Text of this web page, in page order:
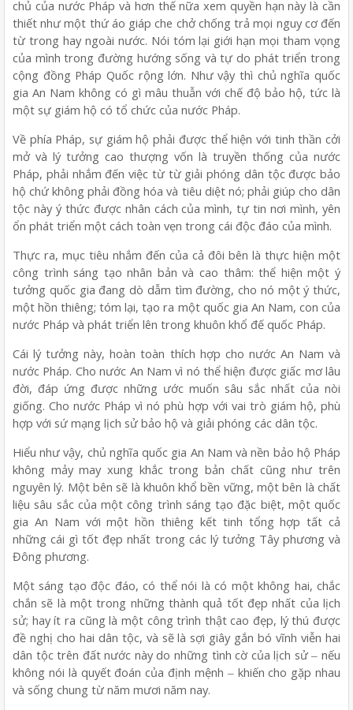
chủ của nước Pháp và hơn thế nữa xem quyền hạn này là cần
thiết như một thứ áo giáp che chở chống trả mọi nguy cơ đến
từ trong hay ngoài nước. Nói tóm lại giới hạn mọi tham vọng
của mình trong đường hướng sống và tự do phát triển trong
cộng đồng Pháp Quốc rộng lớn. Như vậy thì chủ nghĩa quốc
gia An Nam không có gì mâu thuẫn với chế độ bảo hộ, tức là
một sự giám hộ có tổ chức của nước Pháp.
Về phía Pháp, sự giám hộ phải được thể hiện với tinh thần cởi
mở và lý tưởng cao thượng vốn là truyền thống của nước
Pháp, phải nhắm đến việc từ từ giải phóng dân tộc được bảo
hộ chứ không phải đồng hóa và tiêu diệt nó; phải giúp cho dân
tộc này ý thức được nhân cách của mình, tự tin nơi mình, yên
ổn phát triển một cách toàn vẹn trong cái độc đáo của mình.
Thực ra, mục tiêu nhắm đến của cả đôi bên là thực hiện một
công trình sáng tạo nhân bản và cao thâm: thể hiện một ý
tưởng quốc gia đang dò dẫm tìm đường, cho nó một ý thức,
một hồn thiêng; tóm lại, tạo ra một quốc gia An Nam, con của
nước Pháp và phát triển lên trong khuôn khổ đế quốc Pháp.
Cái lý tưởng này, hoàn toàn thích hợp cho nước An Nam và
nước Pháp. Cho nước An Nam vì nó thể hiện được giấc mơ lâu
đời, đáp ứng được những ước muốn sâu sắc nhất của nòi
giống. Cho nước Pháp vì nó phù hợp với vai trò giám hộ, phù
hợp với sứ mạng lịch sử bảo hộ và giải phóng các dân tộc.
Hiểu như vậy, chủ nghĩa quốc gia An Nam và nền bảo hộ Pháp
không mảy may xung khắc trong bản chất cũng như trên
nguyên lý. Một bên sẽ là khuôn khổ bền vững, một bên là chất
liệu sâu sắc của một công trình sáng tạo đặc biệt, một quốc
gia An Nam với một hồn thiêng kết tinh tổng hợp tất cả
những cái gì tốt đẹp nhất trong các lý tưởng Tây phương và
Đông phương.
Một sáng tạo độc đáo, có thể nói là có một không hai, chắc
chắn sẽ là một trong những thành quả tốt đẹp nhất của lịch
sử; hay ít ra cũng là một công trình thật cao đẹp, lý thú được
đề nghị cho hai dân tộc, và sẽ là sợi giây gắn bó vĩnh viễn hai
dân tộc trên đất nước này do những tình cờ của lịch sử ‒ nếu
không nói là quyết đoán của định mệnh ‒ khiến cho gặp nhau
và sống chung từ năm mươi năm nay.